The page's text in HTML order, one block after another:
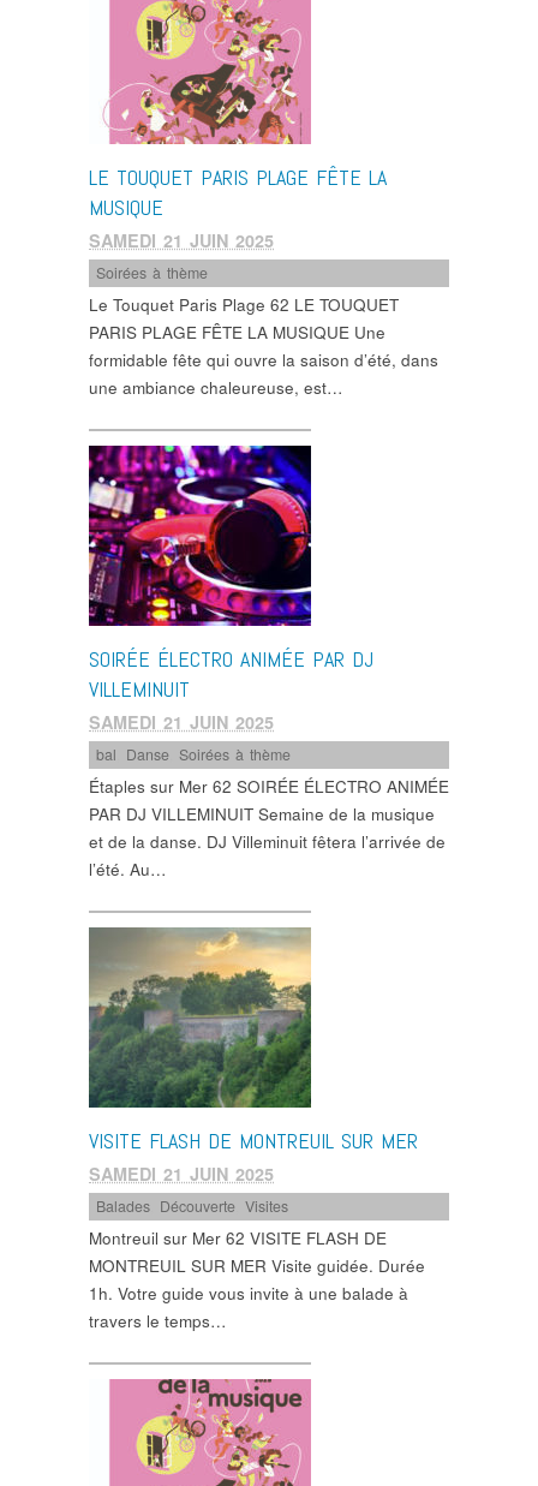
LE TOUQUET PARIS PLAGE FÊTE LA
MUSIQUE
SAMEDI 21 JUIN 2025
Soirées à thème
Le Touquet Paris Plage 62 LE TOUQUET
PARIS PLAGE FÊTE LA MUSIQUE Une
formidable fête qui ouvre la saison d’été, dans
une ambiance chaleureuse, est…
SOIRÉE ÉLECTRO ANIMÉE PAR DJ
VILLEMINUIT
SAMEDI 21 JUIN 2025
bal Danse ,Soirées à thème
Étaples sur Mer 62 SOIRÉE ÉLECTRO ANIMÉE
PAR DJ VILLEMINUIT Semaine de la musique
et de la danse. DJ Villeminuit fêtera l’arrivée de
l’été. Au…
VISITE FLASH DE MONTREUIL SUR MER
SAMEDI 21 JUIN 2025
Balades Découverte ,Visites
Montreuil sur Mer 62 VISITE FLASH DE
MONTREUIL SUR MER Visite guidée. Durée
1h. Votre guide vous invite à une balade à
travers le temps…